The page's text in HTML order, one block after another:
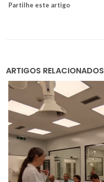
Partilhe este artigo
ARTIGOS RELACIONADOS